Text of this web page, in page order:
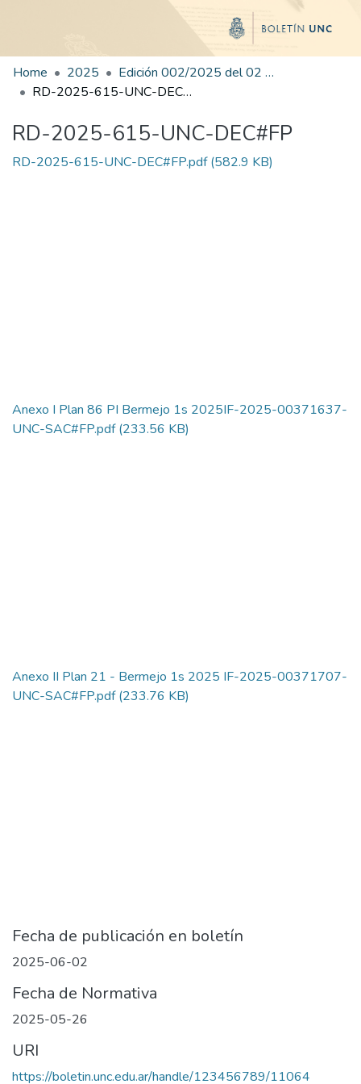
Home 2025
Edición 002/2025 del 02 de junio de 2025
RD-2025-615-UNC-DEC#FP
RD-2025-615-UNC-DEC#FP
RD-2025-615-UNC-DEC#FP.pdf(582.9 KB)
Anexo I Plan 86 PI Bermejo 1s 2025IF-2025-00371637-
UNC-SAC#FP.pdf(233.56 KB)
Anexo II Plan 21 - Bermejo 1s 2025 IF-2025-00371707-
UNC-SAC#FP.pdf(233.76 KB)
Fecha de publicación en boletín
2025-06-02
Fecha de Normativa
2025-05-26
URI
https://boletin.unc.edu.ar/handle/123456789/11064